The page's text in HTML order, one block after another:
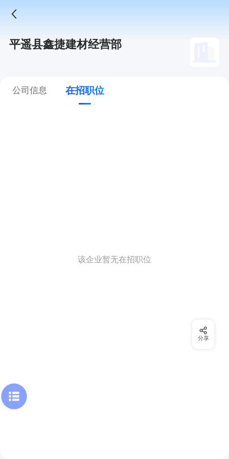
平遥县鑫捷建材经营部
公司信息 在招职位
该企业暂无在招职位
分享